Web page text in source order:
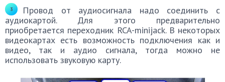
Провод от аудиосигнала надо соединить с
аудиокартой. Для этого предварительно
приобретается переходник RCA-minijack. В некоторых
видеокартах есть возможность подключения как и
видео, так и аудио сигнала, тогда можно не
использовать звуковую карту.